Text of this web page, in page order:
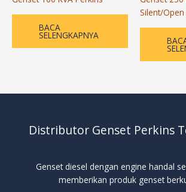
BACA
SELENGKAPNYA
Silent/Open
Distributor Genset Perkins
Genset diesel dengan engine handal
memberikan produk genset